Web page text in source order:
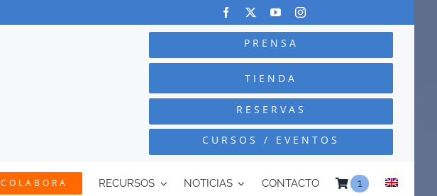
PRENSA
TIENDA
RESERVAS
CURSOS / EVENTOS
COLABORA RECURSOS NOTICIAS CONTACTO 1